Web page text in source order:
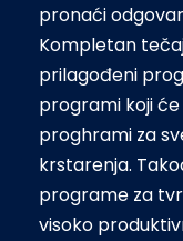
pronaći
Kompletan
prilagođeni
programi koji
proghrami za
krstarenja.
programe za
visoko